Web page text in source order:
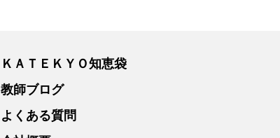
ＫＡＴＥＫＹＯ知恵袋
教師ブログ
よくある質問